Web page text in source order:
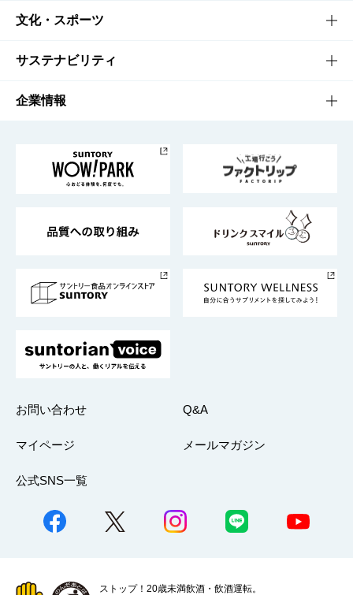
商品一覧
商品発売情報
栄養成分一覧
知る・楽しむTOP
キャンペーン
工場見学
地域情報
文化・スポーツ
文化・スポーツTOP
サントリーホール
サントリーサンバーズ大阪
サステナビリティ
サステナビリティTOP
サントリーが考えるサステナビリティ経営
企業情報
企業概要
採用情報
お問い合わせ Q&A
マイページ メールマガジン
公式SNS一覧
ストップ！20歳未満飲酒・飲酒運転。